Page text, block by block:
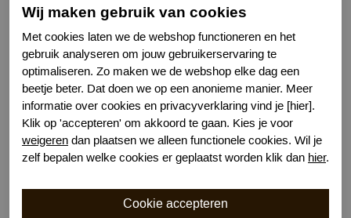
David margot maxi kaftan
liglu
€ 139,99 € 111,99
Mey pretty joan slip
1749
€ 40,99 € 20,50
Wij maken gebruik van cookies
Met cookies laten we de webshop functioneren en het
gebruik analyseren om jouw gebruikerservaring te
optimaliseren. Zo maken we de webshop elke dag een
beetje beter. Dat doen we op een anonieme manier. Meer
informatie over cookies en privacyverklaring vind je [hier].
Klik op 'accepteren' om akkoord te gaan. Kies je voor
weigeren dan plaatsen we alleen functionele cookies. Wil je
zelf bepalen welke cookies er geplaatst worden klik dan hier.